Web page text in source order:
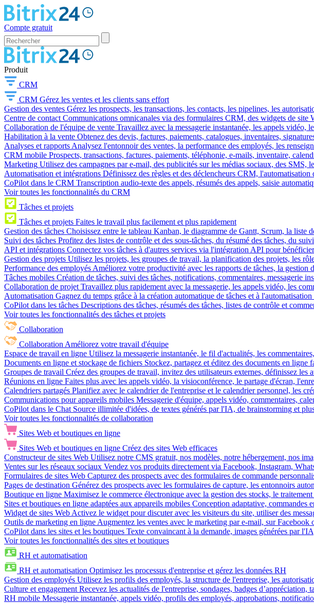
Compte gratuit
Produit
CRM
CRM Gérez les ventes et les clients sans effort
Gestion des ventes Gérez les prospects, les transactions, les contacts, les pipelines, les
Centre de contact Communications omnicanales via des formulaires CRM, des widgets de site
Collaboration de l'équipe de vente Travaillez avec la messagerie instantanée, les appels vidéo,
Habilitation à la vente Obtenez des devis, factures, paiements, catalogues, inventaires,
Analyses et rapports Analysez l'entonnoir des ventes, la performance des employés, les
CRM mobile Prospects, transactions, factures, paiements, téléphonie, e-mails, inventaire,
Marketing Utilisez des campagnes par e-mail, des publicités sur les médias sociaux, des SMS,
Automatisation et intégrations Définissez des règles et des déclencheurs CRM,
CoPilot dans le CRM Transcription audio-texte des appels, résumés des appels, saisie
Voir toutes les fonctionnalités du CRM
Tâches et projets
Tâches et projets Faites le travail plus facilement et plus rapidement
Gestion des tâches Choisissez entre le tableau Kanban, le diagramme de Gantt, Scrum, la liste
Suivi des tâches Profitez des listes de contrôle et des sous-tâches, du résumé des tâches, du
API et intégrations Connectez vos tâches à d'autres services via l'intégration API pour
Gestion des projets Utilisez les projets, les groupes de travail, la planification des projets, les
Performance des employés Améliorez votre productivité avec les rapports de tâches, la gestion
Tâches mobiles Création de tâches, suivi des tâches, notifications, commentaires, messagerie
Collaboration de projet Travaillez plus rapidement avec la messagerie, les appels vidéo, les
Automatisation Gagnez du temps grâce à la création automatique de tâches et à
CoPilot dans les tâches Descriptions des tâches, résumés des tâches, listes de contrôle et
Voir toutes les fonctionnalités des tâches et projets
Collaboration
Collaboration Améliorez votre travail d'équipe
Espace de travail en ligne Utilisez la messagerie instantanée, le fil d'actualités, les
Documents en ligne et stockage de fichiers Stockez, partagez et éditez des documents en
Groupes de travail Créez des groupes de travail, invitez des utilisateurs externes, définissez les
Réunions en ligne Faites plus avec les appels vidéo, la visioconférence, le partage d'écran,
Calendriers partagés Planifiez avec le calendrier de l'entreprise et le calendrier personnel, les
Communications pour appareils mobiles Messagerie d'équipe, appels vidéo, commentaires,
CoPilot dans le Chat Source illimitée d'idées, de textes générés par l'IA, de brainstorming et
Voir toutes les fonctionnalités de collaboration
Sites Web et boutiques en ligne
Sites Web et boutiques en ligne Créez des sites Web efficaces
Constructeur de sites Web Utilisez notre CMS gratuit, nos modèles, notre hébergement, nos
Ventes sur les réseaux sociaux Vendez vos produits directement via Facebook, Instagram,
Formulaires de sites Web Capturez des prospects avec des formulaires de commande
Pages de destination Générez des prospects avec les formulaires de capture, les entonnoirs
Boutique en ligne Maximisez le commerce électronique avec la gestion des stocks, le
Sites et boutiques en ligne adaptées aux appareils mobiles Conception adaptative, commandes
Widget de sites Web Activez le widget pour discuter avec les visiteurs du site, utiliser des
Outils de marketing en ligne Augmentez les ventes avec le marketing par e-mail, sur
CoPilot dans les sites et les boutiques Texte convaincant à la demande, images générées par
Voir toutes les fonctionnalités des sites et boutiques
RH et automatisation
RH et automatisation Optimisez les processus d'entreprise et gérez les données RH
Gestion des employés Utilisez les profils des employés, la structure de l'entreprise, les
Culture et engagement Recevez les actualités de l'entreprise, sondages, badges d’appréciation,
RH mobile Messagerie instantanée, appels vidéo, profils des employés, approbations,